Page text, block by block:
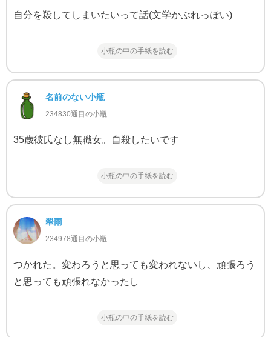
自分を殺してしまいたいって話(文学かぶれっぽい)
小瓶の中の手紙を読む
名前のない小瓶
234830通目の小瓶
35歳彼氏なし無職女。自殺したいです
小瓶の中の手紙を読む
翠雨
234978通目の小瓶
つかれた。変わろうと思っても変われないし、頑張ろう
と思っても頑張れなかったし
小瓶の中の手紙を読む